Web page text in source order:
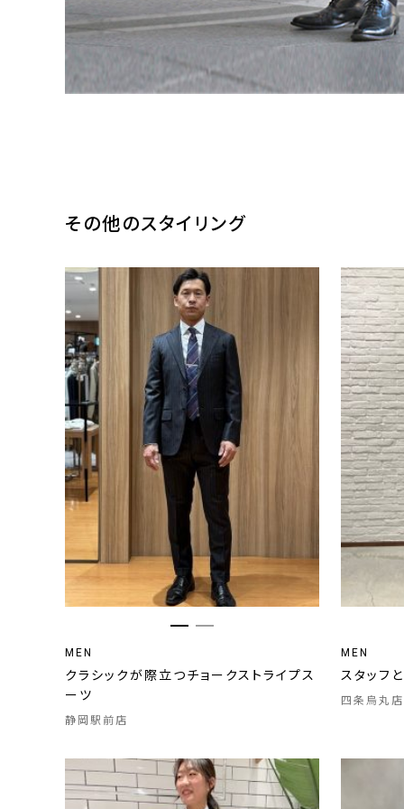
その他のスタイリング
MEN
クラシックが際立つチョークストライプス
ーツ
静岡駅前店
MEN
スタッフ
四条烏丸店